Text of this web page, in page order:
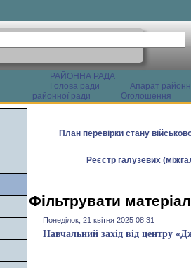
РАЙОННА РАДА
Голова ради
Апарат
районної ради
Оголошення
План перевірки стану
Реєстр галузевих
Фільтрувати
Понеділок, 21 квітня 2025 08:31
Навчальний захід від центру